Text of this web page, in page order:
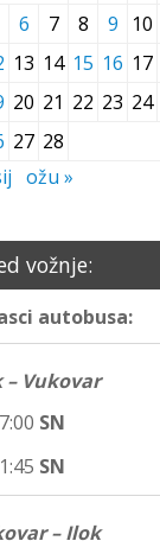
6 7 8 9 10
13 14 15 16 17
20 21 22 23 24
27 28
ožu »
vožnje:
autobusa:
– Vukovar
SN
SN
– Ilok